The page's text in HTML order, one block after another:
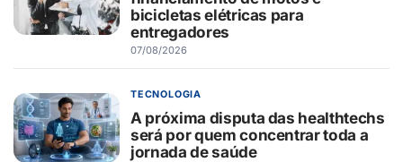
bicicletas elétricas para
entregadores
07/08/2026
TECNOLOGIA
A próxima disputa das healthtechs
será por quem concentrar toda a
jornada de saúde